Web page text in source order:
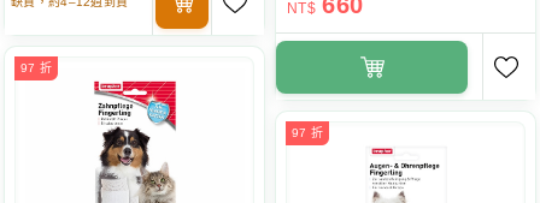
NT$
97 折
97 折